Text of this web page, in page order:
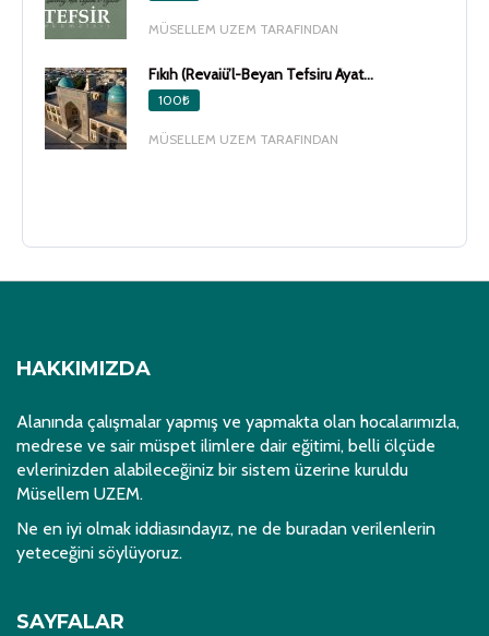
MÜSELLEM UZEM TARAFINDAN
Fıkıh (Revaiü’l-Beyan Tefsiru Âyat...
100₺
MÜSELLEM UZEM TARAFINDAN
HAKKIMIZDA
Alanında çalışmalar yapmış ve yapmakta olan hocalarımızla,
medrese ve sair müspet ilimlere dair eğitimi, belli ölçüde
evlerinizden alabileceğiniz bir sistem üzerine kuruldu
Müsellem UZEM.
Ne en iyi olmak iddiasındayız, ne de buradan verilenlerin
yeteceğini söylüyoruz.
SAYFALAR